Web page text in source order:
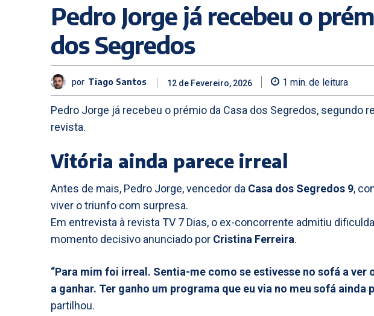
Pedro Jorge já recebeu o
dos Segredos
por Tiago Santos 12 de Fevereiro, 2026 1 min. de leitura
Pedro Jorge já recebeu o prémio da Casa dos Segredos, segundo
revista.
Vitória ainda parece irreal
Antes de mais, Pedro Jorge, vencedor da Casa dos Segredos 9,
viver o triunfo com surpresa.
Em entrevista à revista TV 7 Dias, o ex-concorrente admitiu
momento decisivo anunciado por Cristina Ferreira.
“Para mim foi irreal. Sentia-me como se estivesse no sofá a ver
a ganhar. Ter ganho um programa que eu via no meu sofá ainda
partilhou.